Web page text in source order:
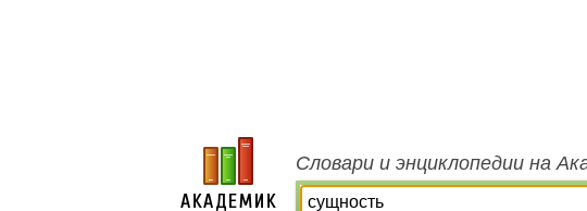
Словари и энциклопедии на